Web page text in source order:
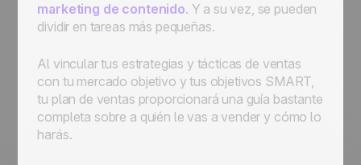
marketing de contenido. Y a su vez, se pueden
dividir en tareas más pequeñas.
Al vincular tus estrategias y tácticas de ventas
con tu mercado objetivo y tus objetivos SMART,
tu plan de ventas proporcionará una guía bastante
completa sobre a quién le vas a vender y cómo lo
harás.